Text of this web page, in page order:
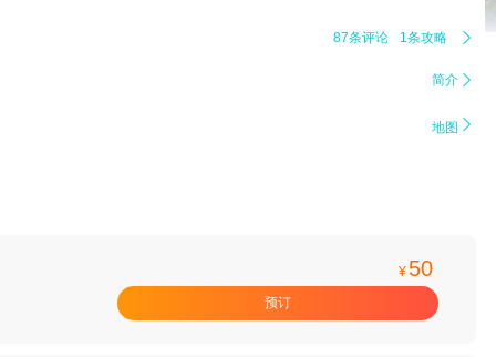
87条评论 1条攻略 
简介 
地图 
¥ 50
预订